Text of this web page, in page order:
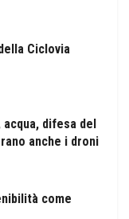
Ciclovia
acqua, difesa del
anche i droni
come